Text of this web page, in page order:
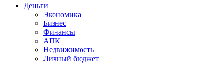
Деньги
Экономика
Бизнес
Финансы
АПК
Недвижимость
Личный бюджет